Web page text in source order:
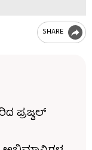
SHARE
ಪ್ರಜ್ವಲ್